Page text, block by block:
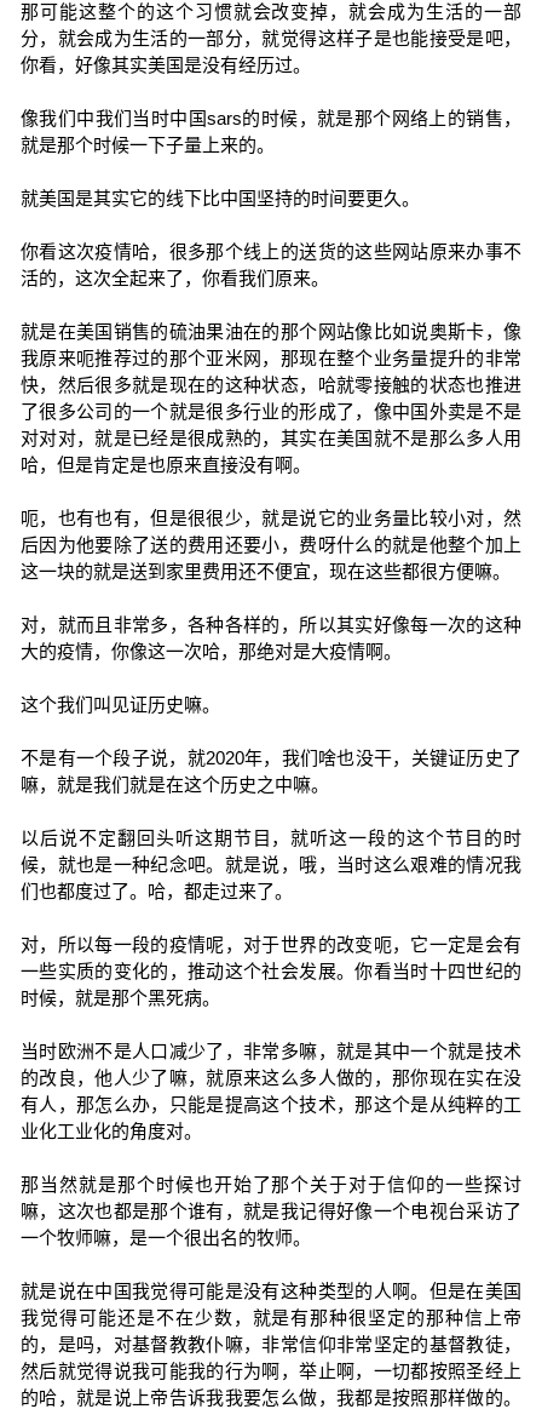
那可能这整个的这个习惯就会改变掉，就会成为生活的一部
分，就会成为生活的一部分，就觉得这样子是也能接受是吧，
你看，好像其实美国是没有经历过。
像我们中我们当时中国sars的时候，就是那个网络上的销售，
就是那个时候一下子量上来的。
就美国是其实它的线下比中国坚持的时间要更久。
你看这次疫情哈，很多那个线上的送货的这些网站原来办事不
活的，这次全起来了，你看我们原来。
就是在美国销售的硫油果油在的那个网站像比如说奥斯卡，像
我原来呃推荐过的那个亚米网，那现在整个业务量提升的非常
快，然后很多就是现在的这种状态，哈就零接触的状态也推进
了很多公司的一个就是很多行业的形成了，像中国外卖是不是
对对对，就是已经是很成熟的，其实在美国就不是那么多人用
哈，但是肯定是也原来直接没有啊。
呃，也有也有，但是很很少，就是说它的业务量比较小对，然
后因为他要除了送的费用还要小，费呀什么的就是他整个加上
这一块的就是送到家里费用还不便宜，现在这些都很方便嘛。
对，就而且非常多，各种各样的，所以其实好像每一次的这种
大的疫情，你像这一次哈，那绝对是大疫情啊。
这个我们叫见证历史嘛。
不是有一个段子说，就2020年，我们啥也没干，关键证历史了
嘛，就是我们就是在这个历史之中嘛。
以后说不定翻回头听这期节目，就听这一段的这个节目的时
候，就也是一种纪念吧。就是说，哦，当时这么艰难的情况我
们也都度过了。哈，都走过来了。
对，所以每一段的疫情呢，对于世界的改变呃，它一定是会有
一些实质的变化的，推动这个社会发展。你看当时十四世纪的
时候，就是那个黑死病。
当时欧洲不是人口减少了，非常多嘛，就是其中一个就是技术
的改良，他人少了嘛，就原来这么多人做的，那你现在实在没
有人，那怎么办，只能是提高这个技术，那这个是从纯粹的工
业化工业化的角度对。
那当然就是那个时候也开始了那个关于对于信仰的一些探讨
嘛，这次也都是那个谁有，就是我记得好像一个电视台采访了
一个牧师嘛，是一个很出名的牧师。
就是说在中国我觉得可能是没有这种类型的人啊。但是在美国
我觉得可能还是不在少数，就是有那种很坚定的那种信上帝
的，是吗，对基督教教仆嘛，非常信仰非常坚定的基督教徒，
然后就觉得说我可能我的行为啊，举止啊，一切都按照圣经上
的哈，就是说上帝告诉我我要怎么做，我都是按照那样做的。